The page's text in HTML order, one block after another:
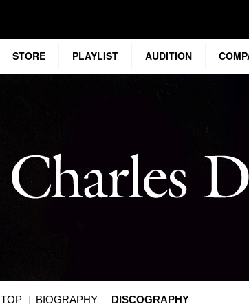
STORE PLAYLIST AUDITION
TOP BIOGRAPHY DISCOGRAPHY